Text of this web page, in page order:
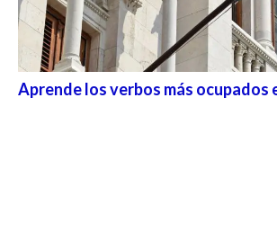
Aprende los verbos más ocupados